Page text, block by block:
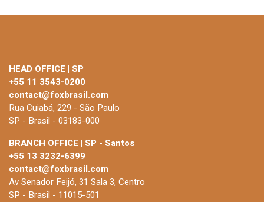
HEAD OFFICE | SP
+55 11 3543-0200
contact@foxbrasil.com
Rua Cuiabá, 229 - São Paulo
SP - Brasil - 03183-000
BRANCH OFFICE | SP - Santos
+55 13 3232-6399
contact@foxbrasil.com
Av Senador Feijó, 31 Sala 3, Centro
SP - Brasil - 11015-501